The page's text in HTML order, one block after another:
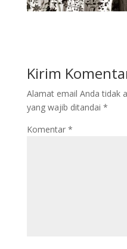
Kirim
Alamat email Anda tidak
yang wajib ditandai *
Komentar *